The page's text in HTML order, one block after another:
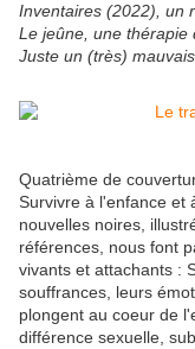
Inventaires (2022), un
Le jeûne, une thérapie
Juste un (très)
Quatrième de
Survivre à l'enfance et
nouvelles noires,
références, nous font
vivants et attachants :
souffrances, leurs
plongent au coeur de
différence sexuelle,